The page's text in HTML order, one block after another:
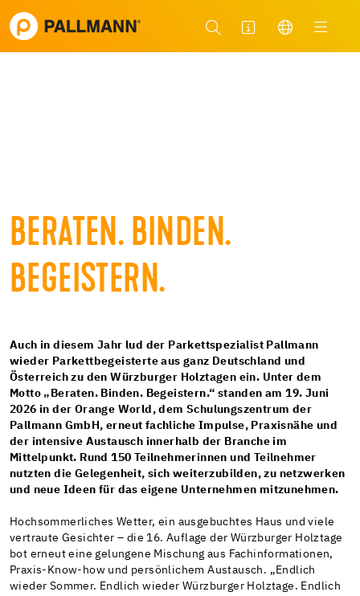
BERATEN. BINDEN.
BEGEISTERN.
Auch in diesem Jahr lud der Parkettspezialist Pallmann
wieder Parkettbegeisterte aus ganz Deutschland und
Österreich zu den Würzburger Holztagen ein. Unter dem
Motto „Beraten. Binden. Begeistern.“ standen am 19. Juni
2026 in der Orange World, dem Schulungszentrum der
Pallmann GmbH, erneut fachliche Impulse, Praxisnähe und
der intensive Austausch innerhalb der Branche im
Mittelpunkt. Rund 150 Teilnehmerinnen und Teilnehmer
nutzten die Gelegenheit, sich weiterzubilden, zu netzwerken
und neue Ideen für das eigene Unternehmen mitzunehmen.
Hochsommerliches Wetter, ein ausgebuchtes Haus und viele
vertraute Gesichter – die 16. Auflage der Würzburger Holztage
bot erneut eine gelungene Mischung aus Fachinformationen,
Praxis-Know-how und persönlichem Austausch. „Endlich
wieder Sommer. Endlich wieder Würzburger Holztage. Endlich